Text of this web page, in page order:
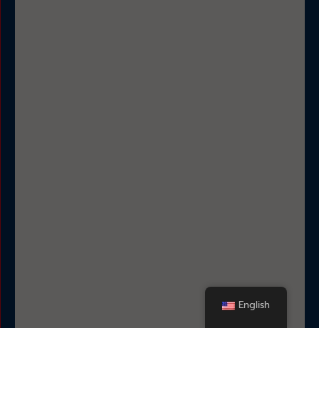
English